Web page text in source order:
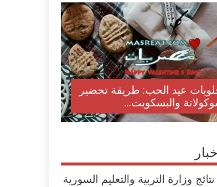
عيد الحب: طريقة تحضير
والبسكويت...
وزارة التربية والتعليم السورية